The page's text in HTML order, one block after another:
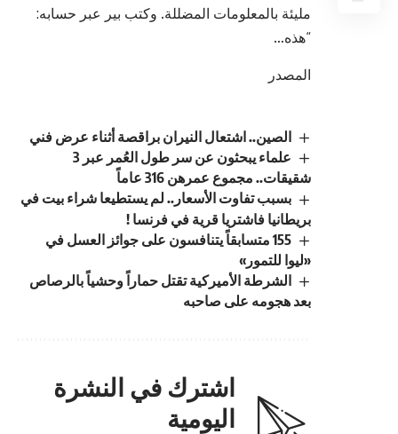
مليئة بالمعلومات المضللة. وكتب بير عبر حسابه:
“هذه…
المصدر
الصين.. اشتعال النيران براقصة أثناء عرض فني
علماء يبحثون عن سر طول العُمر عبر 3
شقيقات.. مجموع عمرهن 316 عاماً
بسبب تفاوت الأسعار.. لم يستطيعا شراء بيت في
بريطانيا فاشتريا قرية في فرنسا !
155 متسابقاً يتنافسون على جوائز العسل في
«ليوا للتمور»
الشرطة الأميركية تقتل حماراً وحشياً بالرصاص
بعد هجومه على صاحبه
اشترك في النشرة
اليومية